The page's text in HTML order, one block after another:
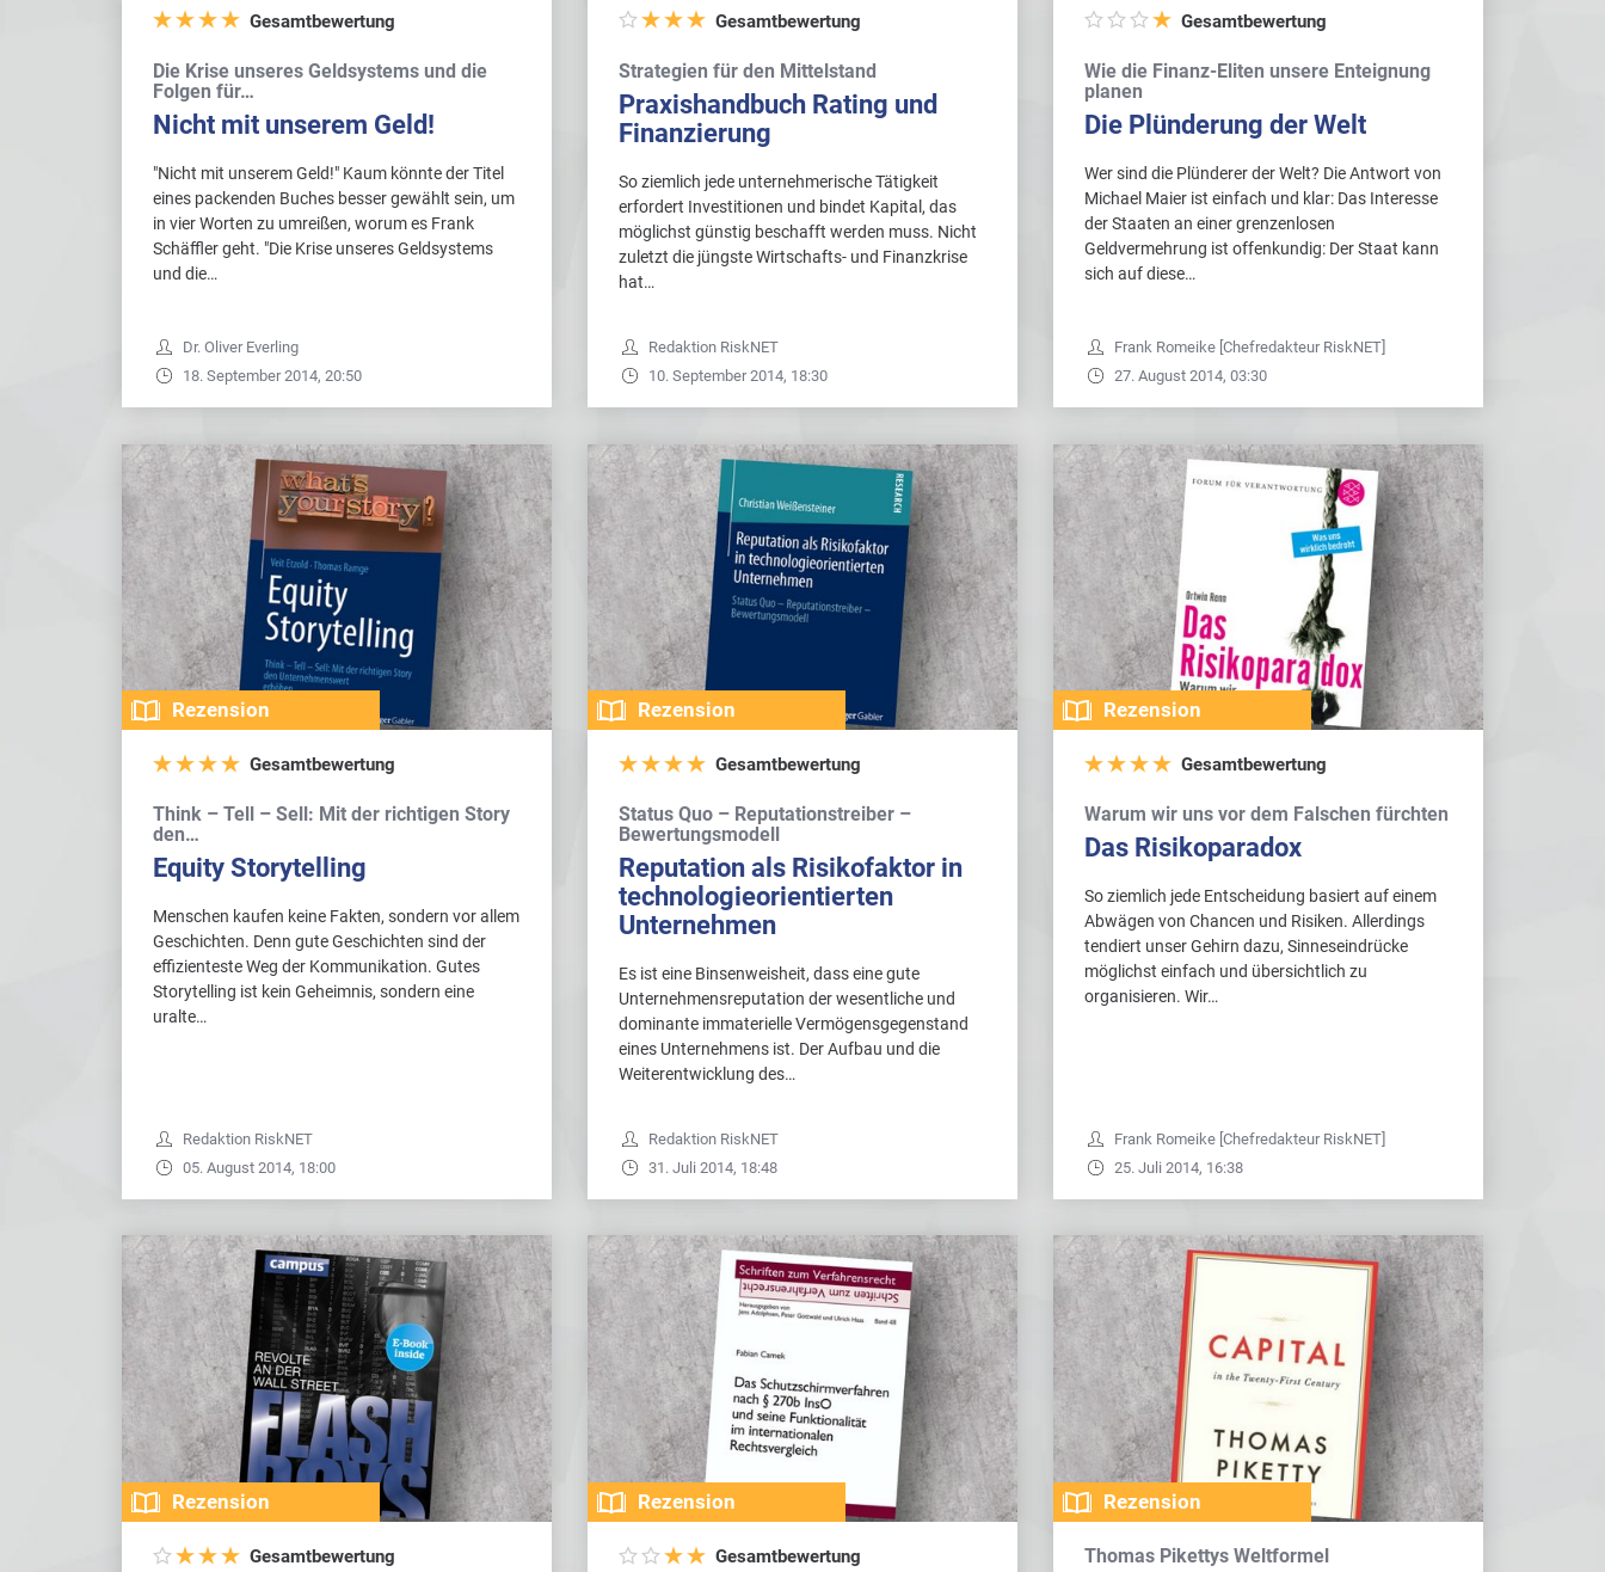
Gesamtbewertung
Die Krise unseres Geldsystems und die
Folgen für…
Nicht mit unserem Geld!
"Nicht mit unserem Geld!" Kaum könnte der Titel
eines packenden Buches besser gewählt sein, um
in vier Worten zu umreißen, worum es Frank
Schäffler geht. "Die Krise unseres Geldsystems
und die…
Dr. Oliver Everling
18. September 2014, 20:50
Gesamtbewertung
Strategien für den Mittelstand
Praxishandbuch Rating und
Finanzierung
So ziemlich jede unternehmerische Tätigkeit
erfordert Investitionen und bindet Kapital, das
möglichst günstig beschafft werden muss. Nicht
zuletzt die jüngste Wirtschafts- und Finanzkrise
hat…
Redaktion RiskNET
10. September 2014, 18:30
Gesamtbewertung
Wie die Finanz-Eliten unsere Enteignung
planen
Die Plünderung der Welt
Wer sind die Plünderer der Welt? Die Antwort von
Michael Maier ist einfach und klar: Das Interesse
der Staaten an einer grenzenlosen
Geldvermehrung ist offenkundig: Der Staat kann
sich auf diese…
Frank Romeike [Chefredakteur RiskNET]
27. August 2014, 03:30
Rezension
Gesamtbewertung
Think – Tell – Sell: Mit der richtigen Story
den…
Equity Storytelling
Menschen kaufen keine Fakten, sondern vor allem
Geschichten. Denn gute Geschichten sind der
effizienteste Weg der Kommunikation. Gutes
Storytelling ist kein Geheimnis, sondern eine
uralte…
Redaktion RiskNET
05. August 2014, 18:00
Rezension
Gesamtbewertung
Status Quo – Reputationstreiber –
Bewertungsmodell
Reputation als Risikofaktor in
technologieorientierten
Unternehmen
Es ist eine Binsenweisheit, dass eine gute
Unternehmensreputation der wesentliche und
dominante immaterielle Vermögensgegenstand
eines Unternehmens ist. Der Aufbau und die
Weiterentwicklung des…
Redaktion RiskNET
31. Juli 2014, 18:48
Rezension
Gesamtbewertung
Warum wir uns vor dem Falschen fürchten
Das Risikoparadox
So ziemlich jede Entscheidung basiert auf einem
Abwägen von Chancen und Risiken. Allerdings
tendiert unser Gehirn dazu, Sinneseindrücke
möglichst einfach und übersichtlich zu
organisieren. Wir…
Frank Romeike [Chefredakteur RiskNET]
25. Juli 2014, 16:38
Rezension
Gesamtbewertung
Rezension
Gesamtbewertung
Rezension
Thomas Pikettys Weltformel